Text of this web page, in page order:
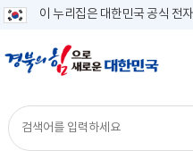
이 누리집은 대한민국 공식 전